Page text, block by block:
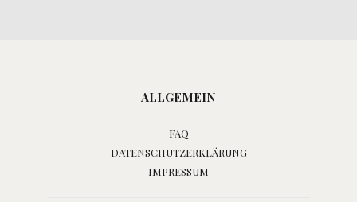
ALLGEMEIN
FAQ
DATENSCHUTZERKLÄRUNG
IMPRESSUM